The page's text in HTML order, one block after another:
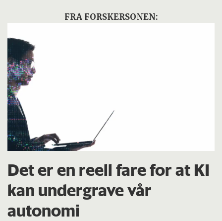
FRA FORSKERSONEN:
Det er en reell fare for at KI
kan undergrave vår
autonomi